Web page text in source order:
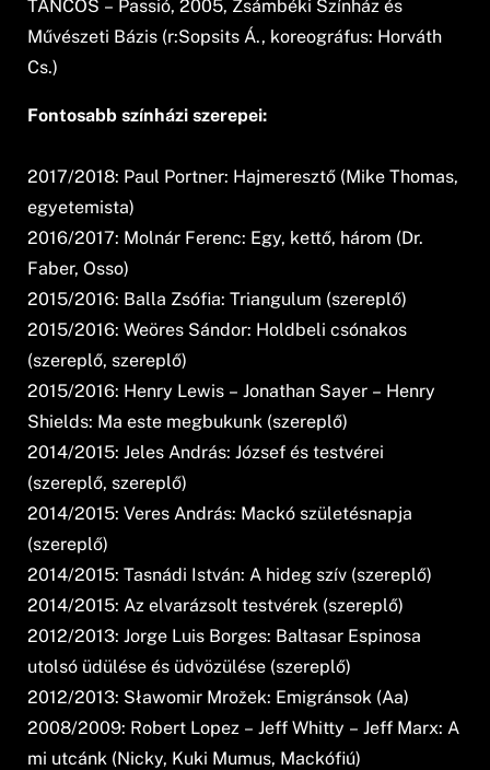
TÁNCOS – Passió, 2005, Zsámbéki Színház és
Művészeti Bázis (r:Sopsits Á., koreográfus: Horváth
Cs.)
Fontosabb színházi szerepei:
2017/2018: Paul Portner: Hajmeresztő (Mike Thomas,
egyetemista)
2016/2017: Molnár Ferenc: Egy, kettő, három (Dr.
Faber, Osso)
2015/2016: Balla Zsófia: Triangulum (szereplő)
2015/2016: Weöres Sándor: Holdbeli csónakos
(szereplő, szereplő)
2015/2016: Henry Lewis – Jonathan Sayer – Henry
Shields: Ma este megbukunk (szereplő)
2014/2015: Jeles András: József és testvérei
(szereplő, szereplő)
2014/2015: Veres András: Mackó születésnapja
(szereplő)
2014/2015: Tasnádi István: A hideg szív (szereplő)
2014/2015: Az elvarázsolt testvérek (szereplő)
2012/2013: Jorge Luis Borges: Baltasar Espinosa
utolsó üdülése és üdvözülése (szereplő)
2012/2013: Sławomir Mrožek: Emigránsok (Aa)
2008/2009: Robert Lopez – Jeff Whitty – Jeff Marx: A
mi utcánk (Nicky, Kuki Mumus, Mackófiú)